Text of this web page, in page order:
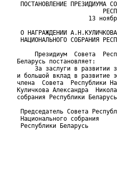
ПОСТАНОВЛЕНИЕ ПРЕЗИДИУМА
13
О НАГРАЖДЕНИИ
НАЦИОНАЛЬНОГО СОБРАНИЯ
Президиум  Совета
Беларусь постановляет:
За заслуги в развитии
и большой вклад в развитие
члена  Совета  Республики
Куличкова Александра
собрания Республики
Председатель Совета
Национального собрания
Республики